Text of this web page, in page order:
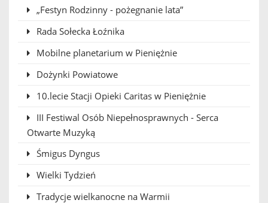
„Festyn Rodzinny - pożegnanie lata”
Rada Sołecka Łoźnika
Mobilne planetarium w Pieniężnie
Dożynki Powiatowe
10.lecie Stacji Opieki Caritas w Pieniężnie
III Festiwal Osób Niepełnosprawnych - Serca
Otwarte Muzyką
Śmigus Dyngus
Wielki Tydzień
Tradycje wielkanocne na Warmii